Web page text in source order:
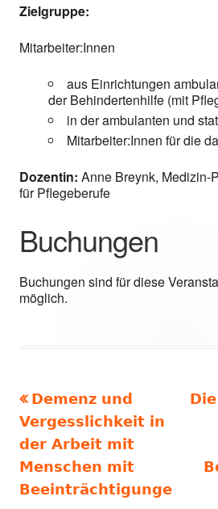
Zielgruppe:
Mitarbeiter:Innen
aus Einrichtungen
der Behindertenhilfe (mit
in der ambulanten und
Mitarbeiter:Innen für die
Dozentin: Anne Breynk, Medizin-
für Pflegeberufe
Buchungen
Buchungen sind für diese
möglich.
Vorheriger
Beitrag:
Demenz und
Vergesslichkeit in
der Arbeit mit
Menschen mit
Beeinträchtigunge